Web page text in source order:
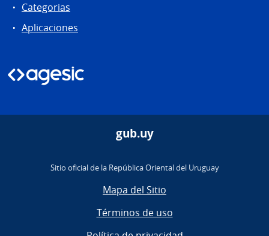
Categorias
Aplicaciones
gub.uy
Sitio oficial de la República Oriental del Uruguay
Mapa del Sitio
Términos de uso